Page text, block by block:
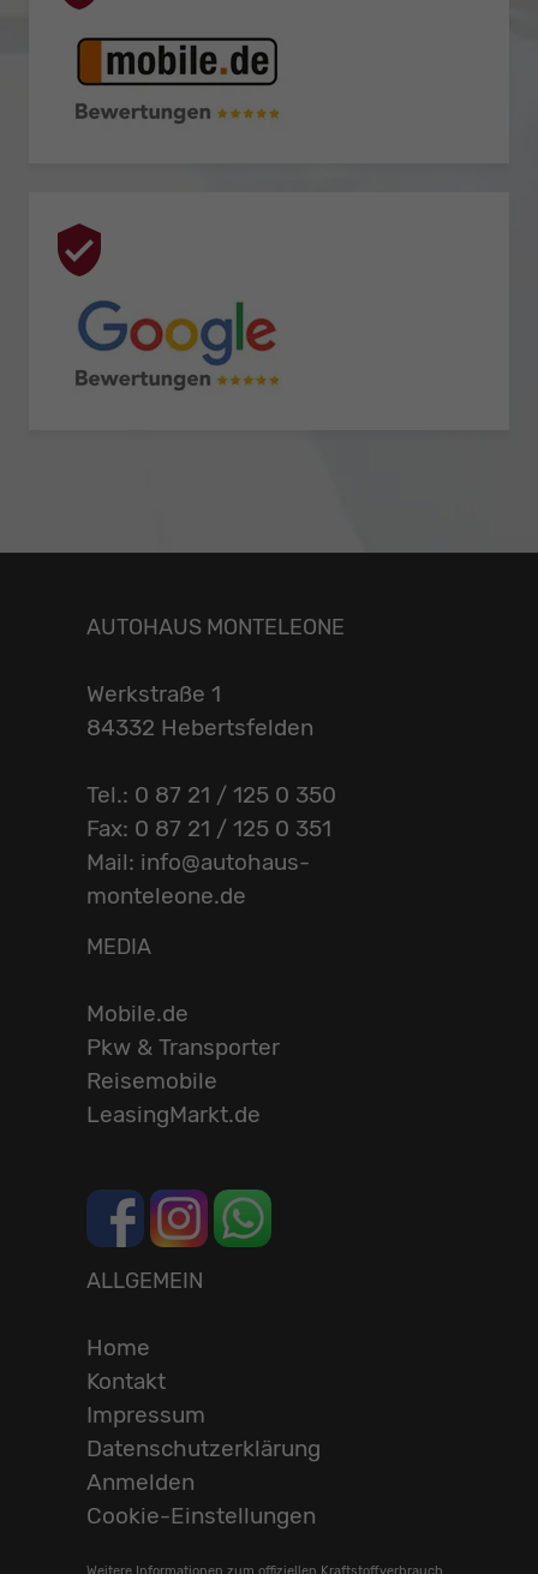
AUTOHAUS MONTELEONE
Werkstraße 1
84332 Hebertsfelden
Tel.: 0 87 21 / 125 0 350
Fax: 0 87 21 / 125 0 351
Mail: info@autohaus-
monteleone.de
MEDIA
Mobile.de
Pkw & Transporter
Reisemobile
LeasingMarkt.de
ALLGEMEIN
Home
Kontakt
Impressum
Datenschutzerklärung
Anmelden
Cookie-Einstellungen